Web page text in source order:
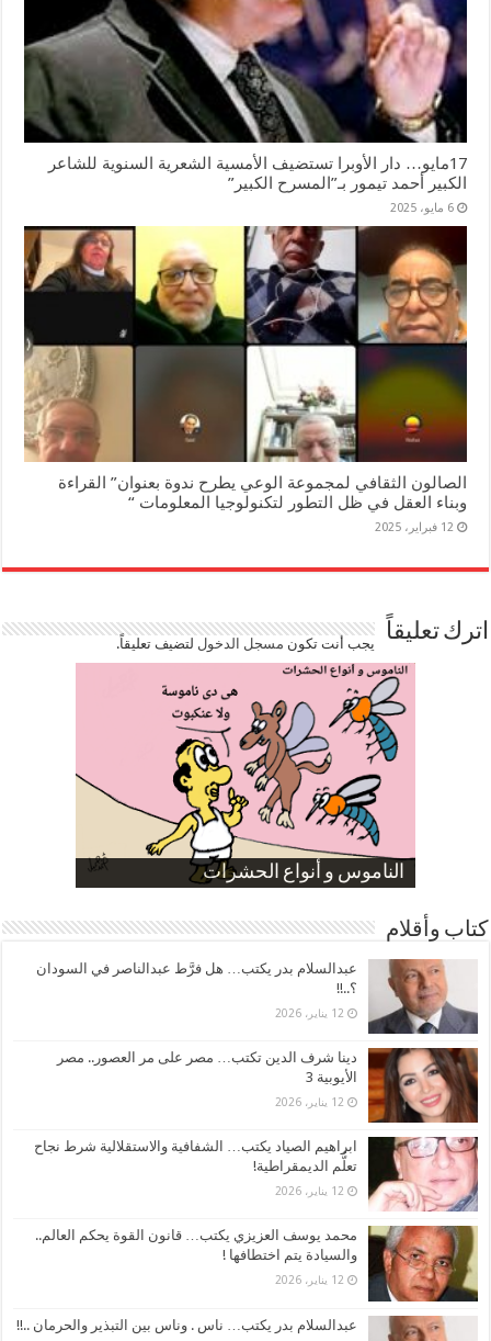
17مايو… دار الأوبرا تستضيف الأمسية الشعرية السنوية للشاعر
الكبير أحمد تيمور بـ”المسرح الكبير”
6 مايو، 2025
الصالون الثقافي لمجموعة الوعي يطرح ندوة بعنوان” القراءة
وبناء العقل في ظل التطور لتكنولوجيا المعلومات “
12 فبراير، 2025
اترك تعليقاً يجب أنت تكون مسجل الدخوللتضيف تعليقاً.
الناموس و أنواع الحشرات
الموظفين بعد ارتفاع الأسعار
ارتفاع نسبة الطلاق في مصر
صورة كاركاتيرية
صورة كاركاتيرية
كتاب وأقلام
عبدالسلام بدر يكتب… هل فرَّط عبدالناصر في السودان
؟..!!
12 يناير، 2026
دينا شرف الدين تكتب… مصر على مر العصور.. مصر
الأيوبية 3
12 يناير، 2026
ابراهيم الصياد يكتب… الشفافية والاستقلالية شرط نجاح
تعلُّم الديمقراطية!
12 يناير، 2026
محمد يوسف العزيزي يكتب… قانون القوة يحكم العالم..
والسيادة يتم اختطافها !
12 يناير، 2026
عبدالسلام بدر يكتب… ناس . وناس بين التبذير والحرمان ..!!